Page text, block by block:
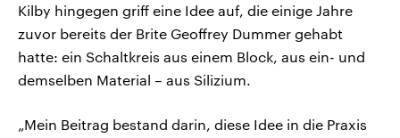
Kilby hingegen griff eine Idee auf, die einige Jahre
zuvor bereits der Brite Geoffrey Dummer gehabt
hatte: ein Schaltkreis aus einem Block, aus ein- und
demselben Material – aus Silizium.
„Mein Beitrag bestand darin, diese Idee in die Praxis